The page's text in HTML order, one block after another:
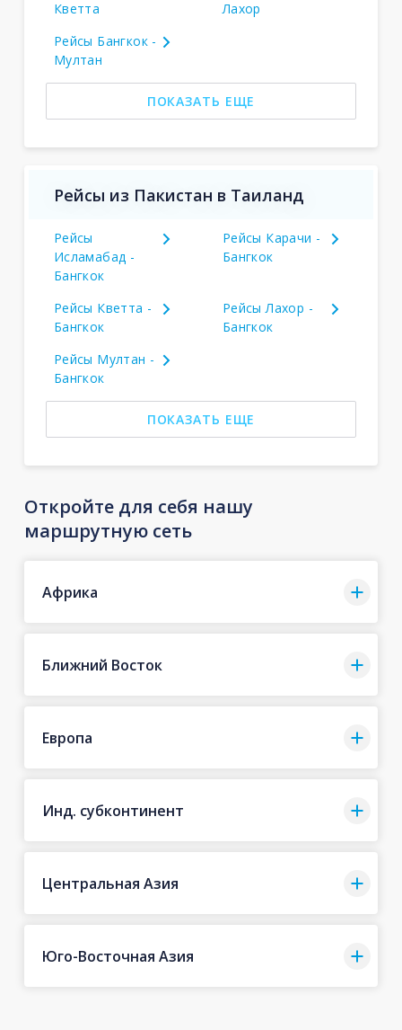
Кветта
Лахор
Рейсы Бангкок -
Мултан
ПОКАЗАТЬ ЕЩЕ
Рейсы из Пакистан в Таиланд
Рейсы
Исламабад -
Бангкок
Рейсы Карачи -
Бангкок
Рейсы Кветта -
Бангкок
Рейсы Лахор -
Бангкок
Рейсы Мултан -
Бангкок
ПОКАЗАТЬ ЕЩЕ
Откройте для себя нашу
маршрутную сеть
Африка
Ближний Восток
Европа
Инд. субконтинент
Центральная Азия
Юго-Восточная Азия